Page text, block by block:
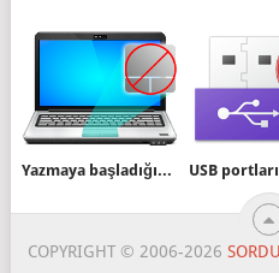
Yazmaya başladığınızda Touchpad Devre dışı kalsın
COPYRIGHT © 2006-2026